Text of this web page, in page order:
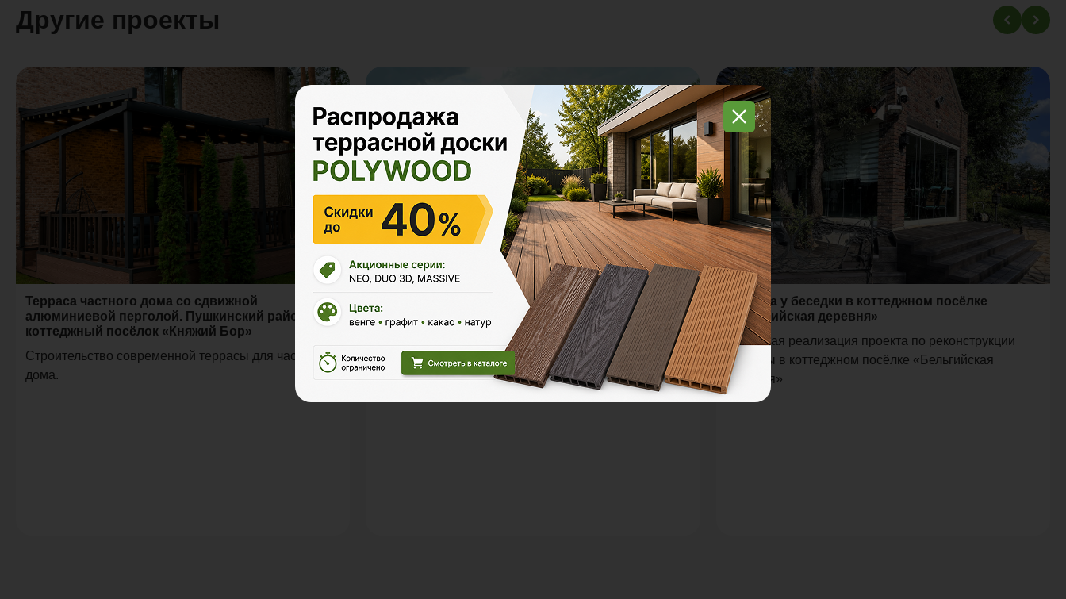
Другие проекты
Терраса частного дома со сдвижной
алюминиевой перголой. Пушкинский район,
коттеджный посёлок «Княжий Бор»
Строительство современной террасы для частного
дома.
Настил у каркасного бассейна
Проект по обустройству территории вокруг
каркасного бассейна в частном доме
Терраса у беседки в коттеджном посёлке
«Бельгийская деревня»
Успешная реализация проекта по реконструкции
террасы в коттеджном посёлке «Бельгийская
деревня»